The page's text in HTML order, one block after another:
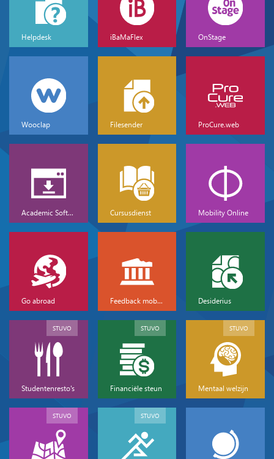
Helpdesk iBaMaFlex OnStage
Wooclap Filesender ProCure.web
Academic Software Cursusdienst Mobility Online
Go abroad Feedback mobiliteit Desiderius
Studentenresto's
STUVO
Financiële steun
STUVO
Mentaal welzijn
STUVO
STUVO STUVO